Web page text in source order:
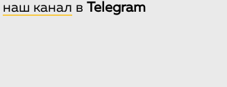
наш канал в Telegram